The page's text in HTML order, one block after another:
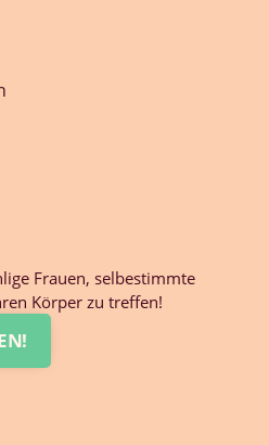
Frauen, selbestimmte
Körper zu treffen!